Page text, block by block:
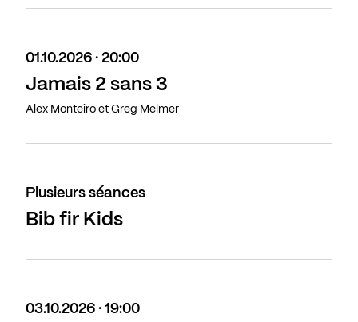
01.10.2026 · 20:00
Jamais 2 sans 3
Alex Monteiro et Greg Melmer
Plusieurs séances
Bib fir Kids
03.10.2026 · 19:00